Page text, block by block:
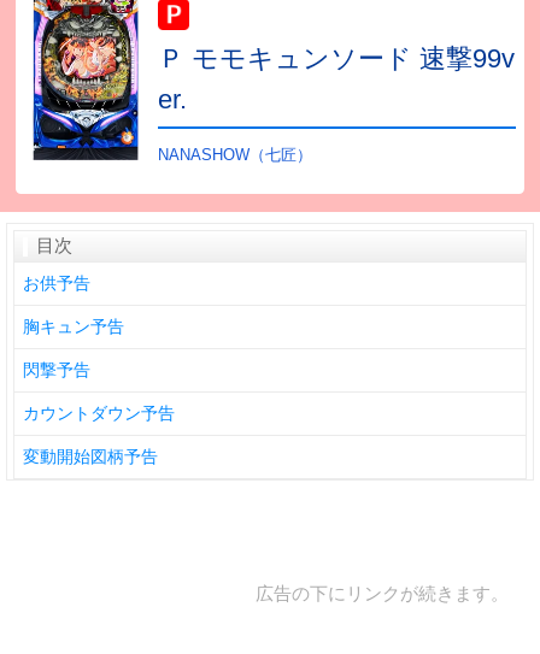
Ｐ モモキュンソード 速撃99v
er.
NANASHOW（七匠）
目次
お供予告
胸キュン予告
閃撃予告
カウントダウン予告
変動開始図柄予告
広告の下にリンクが続きます。